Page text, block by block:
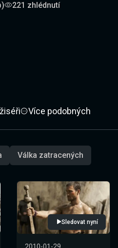
221 zhlédnutí
Více podobných
Válka zatracených
Sledovat nyní
2010-01-29